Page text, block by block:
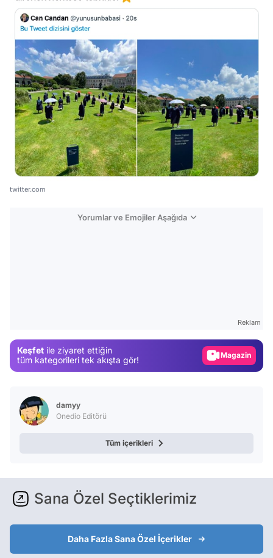
twitter.com
Yorumlar ve Emojiler Aşağıda
Reklam
Keşfet ile ziyaret ettiğin
tüm kategorileri tek akışta gör!
Video
damyy
Onedio Editörü
Tüm içerikleri
Sana Özel Seçtiklerimiz
Daha Fazla Sana Özel İçerikler